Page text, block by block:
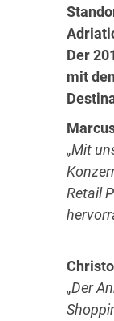
Der
mit
„Mit
Retail
„Der